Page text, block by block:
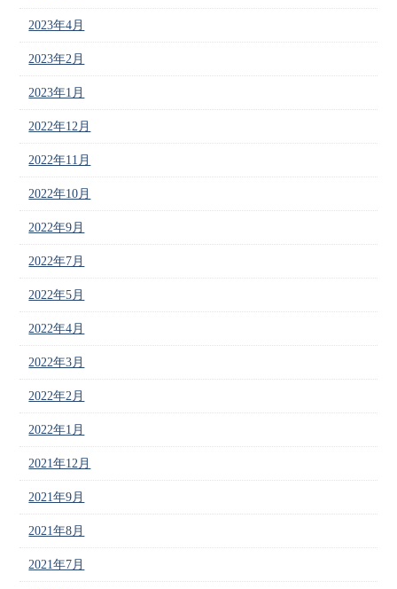
2023年4月
2023年2月
2023年1月
2022年12月
2022年11月
2022年10月
2022年9月
2022年7月
2022年5月
2022年4月
2022年3月
2022年2月
2022年1月
2021年12月
2021年9月
2021年8月
2021年7月